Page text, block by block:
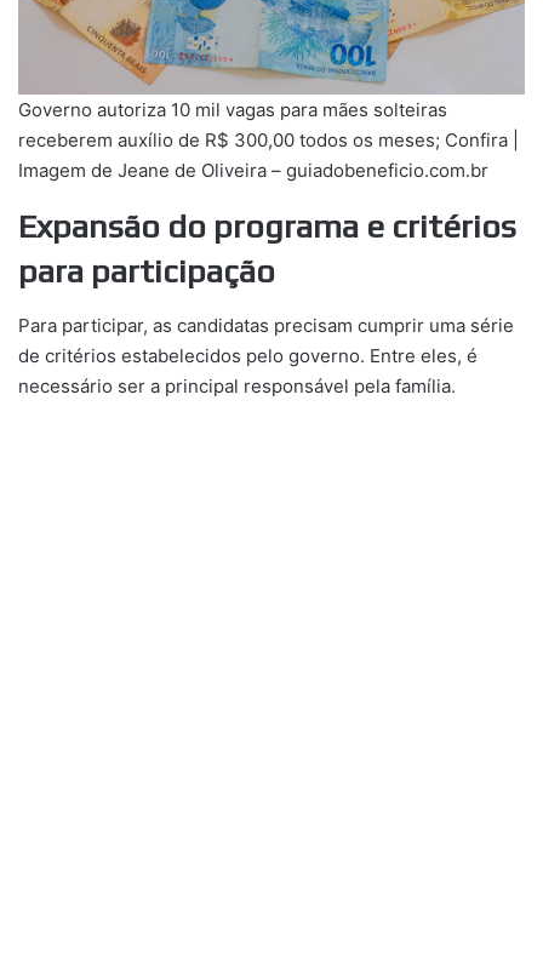
Governo autoriza 10 mil vagas para mães solteiras
receberem auxílio de R$ 300,00 todos os meses; Confira |
Imagem de Jeane de Oliveira – guiadobeneficio.com.br
Expansão do programa e critérios
para participação
Para participar, as candidatas precisam cumprir uma série
de critérios estabelecidos pelo governo. Entre eles, é
necessário ser a principal responsável pela família.